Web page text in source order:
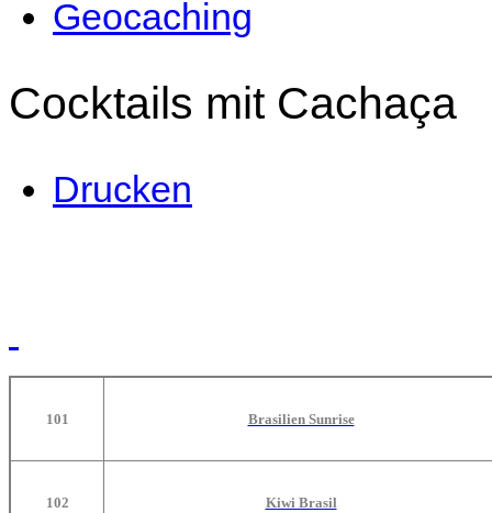
Geocaching
Cocktails mit Cachaça
Drucken
101 Brasilien Sunrise
102 Kiwi Brasil